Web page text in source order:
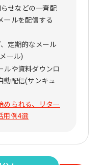
せなどの一斉配
ールを配信する
定期的なメール
ール)
ルや資料ダウンロ
動配信(サンキュ
められる、リター
用例4選